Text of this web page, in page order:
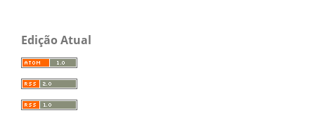
Edição Atual